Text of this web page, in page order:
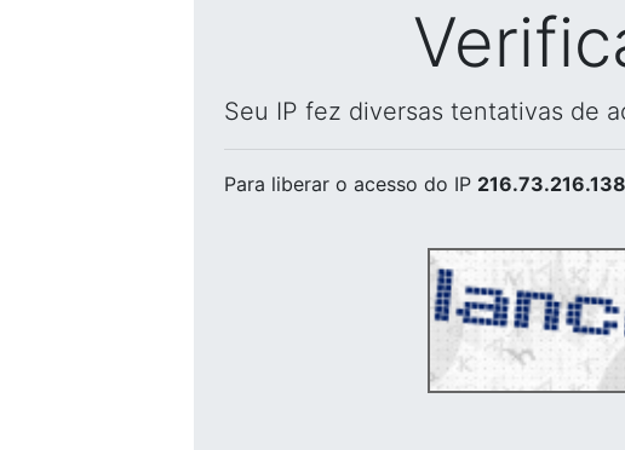
Seu IP fez diversas tentativas de
Para liberar o acesso do IP 216.73.216.138